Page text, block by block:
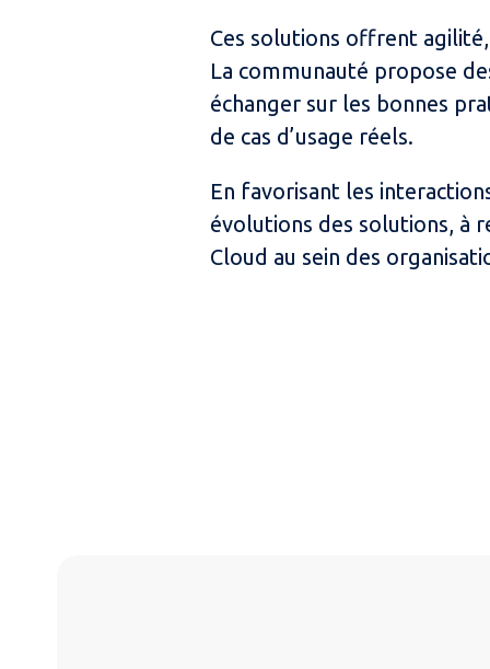
Ces solutions offrent
La communauté propose
échanger sur les bonnes
de cas d’usage réels.
En favorisant les
évolutions des solutions, à
Cloud au sein des